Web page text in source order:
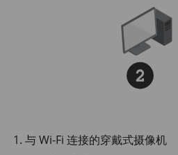
与 Wi-Fi 连接的穿戴式摄像机